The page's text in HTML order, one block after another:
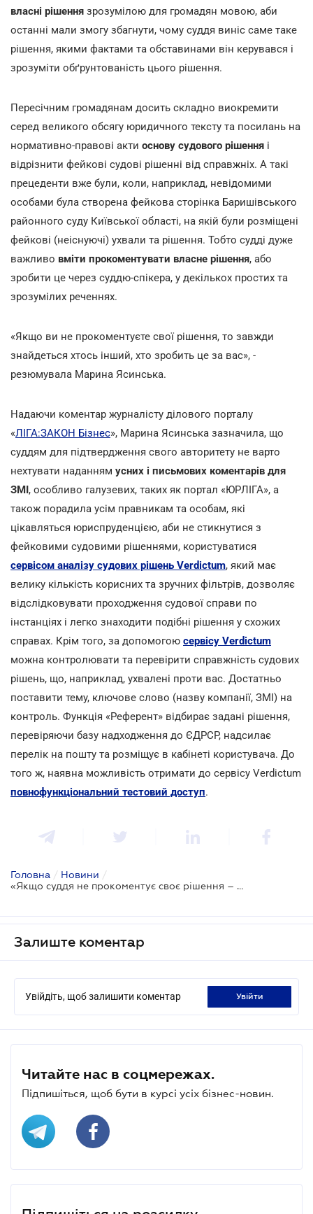
власні рішення зрозумілою для громадян мовою, аби
останні мали змогу збагнути, чому суддя виніс саме таке
рішення, якими фактами та обставинами він керувався і
зрозуміти обґрунтованість цього рішення.
Пересічним громадянам досить складно виокремити
серед великого обсягу юридичного тексту та посилань на
нормативно-правові акти основу судового рішення і
відрізнити фейкові судові рішенні від справжніх. А такі
прецеденти вже були, коли, наприклад, невідомими
особами була створена фейкова сторінка Баришівського
районного суду Київської області, на якій були розміщені
фейкові (неіснуючі) ухвали та рішення. Тобто судді дуже
важливо вміти прокоментувати власне рішення, або
зробити це через суддю-спікера, у декількох простих та
зрозумілих реченнях.
«Якщо ви не прокоментуєте свої рішення, то завжди
знайдеться хтось інший, хто зробить це за вас», -
резюмувала Марина Ясинська.
Надаючи коментар журналісту ділового порталу
«ЛІГА:ЗАКОН Бізнес», Марина Ясинська зазначила, що
суддям для підтвердження свого авторитету не варто
нехтувати наданням усних і письмових коментарів для
ЗМІ, особливо галузевих, таких як портал «ЮРЛІГА», а
також порадила усім правникам та особам, які
цікавляться юриспруденцією, аби не стикнутися з
фейковими судовими рішеннями, користуватися
сервісом аналізу судових рішень Verdictum, який має
велику кількість корисних та зручних фільтрів, дозволяє
відслідковувати проходження судової справи по
інстанціях і легко знаходити подібні рішення у схожих
справах. Крім того, за допомогою сервісу Verdictum
можна контролювати та перевірити справжність судових
рішень, що, наприклад, ухвалені проти вас. Достатньо
поставити тему, ключове слово (назву компанії, ЗМІ) на
контроль. Функція «Референт» відбирає задані рішення,
перевіряючи базу надходження до ЄДРСР, надсилає
перелік на пошту та розміщує в кабінеті користувача. До
того ж, наявна можливість отримати до сервісу Verdictum
повнофункціональний тестовий доступ.
Головна / Новини /
«Якщо суддя не прокоментує своє рішення – це зробить хтось інший», - VIII Судовий форум АПУ
Залиште коментар
Увійдіть, щоб залишити коментар увійти
Читайте нас в соцмережах.
Підпишіться, щоб бути в курсі усіх бізнес-новин.